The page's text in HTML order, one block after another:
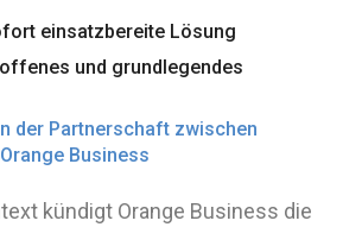
einsatzbereite Lösung
und grundlegendes
der Partnerschaft zwischen
Business
kündigt Orange Business die